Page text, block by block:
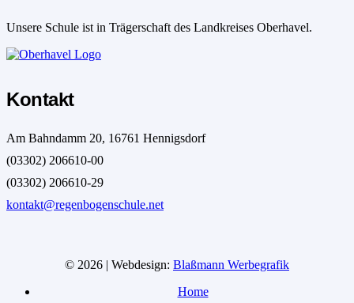
Unsere Schule ist in Trägerschaft des Landkreises Oberhavel.
Kontakt
Am Bahndamm 20, 16761 Hennigsdorf
(03302) 206610-00
(03302) 206610-29
kontakt@regenbogenschule.net
© 2026 | Webdesign: Blaßmann Werbegrafik
Home